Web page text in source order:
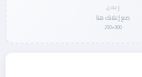
إعلان
ضع إعلانك هنا
300×250